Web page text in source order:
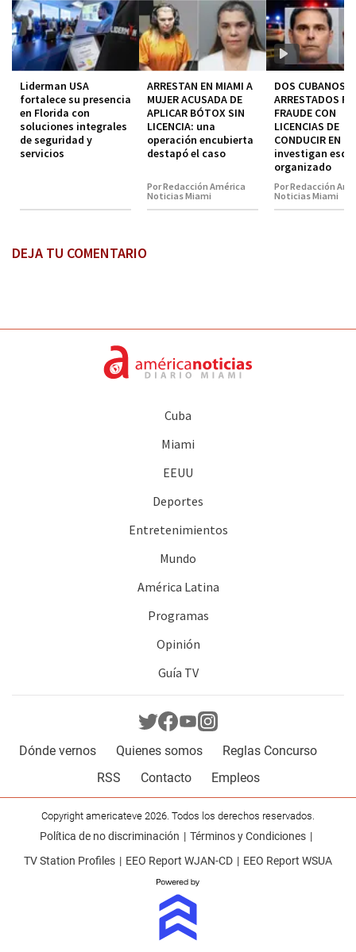
Liderman USA
fortalece su presencia
en Florida con
soluciones integrales
de seguridad y
servicios
ARRESTAN EN MIAMI A
MUJER ACUSADA DE
APLICAR BÓTOX SIN
LICENCIA: una
operación encubierta
destapó el caso
Por Redacción América
Noticias Miami
DOS CUBANOS
ARRESTADOS
FRAUDE CON
LICENCIAS DE
CONDUCIR EN
investigan
organizado
Por Redacción
Noticias Miami
DEJA TU COMENTARIO
Cuba
Miami
EEUU
Deportes
Entretenimientos
Mundo
América Latina
Programas
Opinión
Guía TV
Dónde vernos Quienes somos
Reglas Concurso
RSS
Contacto Empleos
Copyright americateve 2026. Todos los derechos reservados.
Política de no discriminación
Términos y Condiciones
TV Station Profiles
EEO Report WJAN-CD EEO Report WSUA